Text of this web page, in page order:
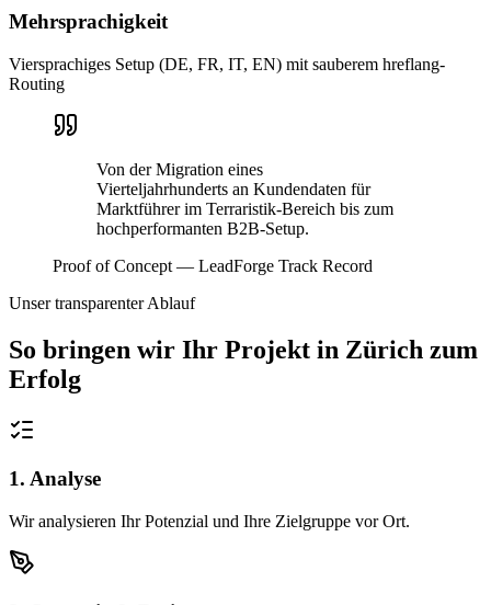
Mehrsprachigkeit
Viersprachiges Setup (DE, FR, IT, EN) mit sauberem hreflang-
Routing
Von der Migration eines
Vierteljahrhunderts an Kundendaten für
Marktführer im Terraristik-Bereich bis zum
hochperformanten B2B-Setup.
Proof of Concept — LeadForge Track Record
Unser transparenter Ablauf
So bringen wir Ihr Projekt in Zürich zum
Erfolg
1. Analyse
Wir analysieren Ihr Potenzial und Ihre Zielgruppe vor Ort.